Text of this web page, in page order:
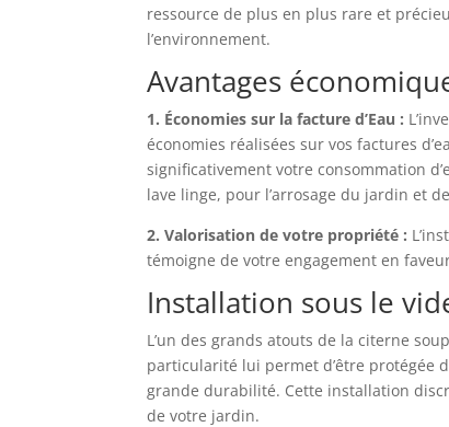
ressource de plus en plus rare et
l’environnement.
Avantages
1. Économies sur la facture d’Eau :
économies réalisées sur vos factures
significativement votre consommation
lave linge, pour l’arrosage du jardin et
2. Valorisation de votre propriété :
témoigne de votre engagement en
Installation sous le
L’un des grands atouts de la citerne
particularité lui permet d’être protégée
grande durabilité. Cette installation
de votre jardin.